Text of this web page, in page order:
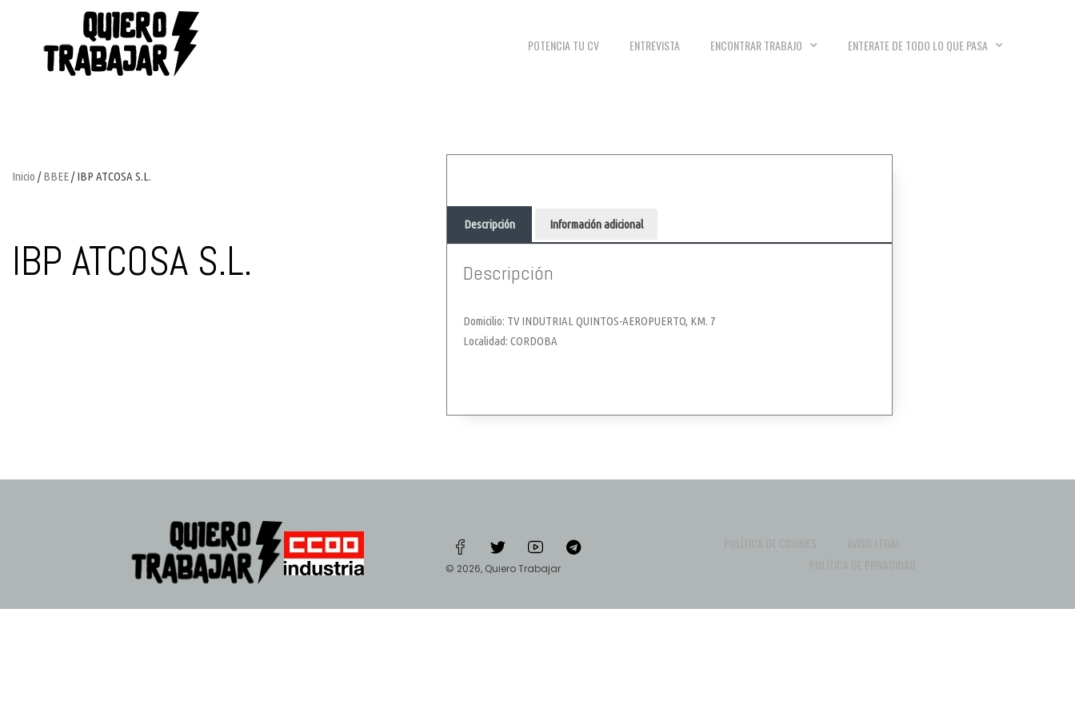
POTENCIA TU CV ENTREVISTA ENCONTRAR TRABAJO ENTERATE DE TODO LO QUE PASA
Inicio /BBEE/ IBP ATCOSA S.L.
IBP ATCOSA S.L.
Descripción Información adicional
Descripción
Domicilio: TV INDUTRIAL QUINTOS-AEROPUERTO, KM. 7
Localidad: CORDOBA
© 2026, Quiero Trabajar